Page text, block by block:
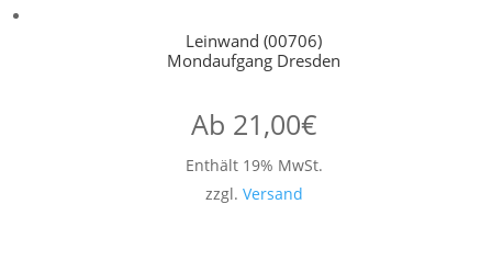
Leinwand (00706)
Mondaufgang Dresden
Ab 21,00€
Enthält 19% MwSt.
zzgl. Versand